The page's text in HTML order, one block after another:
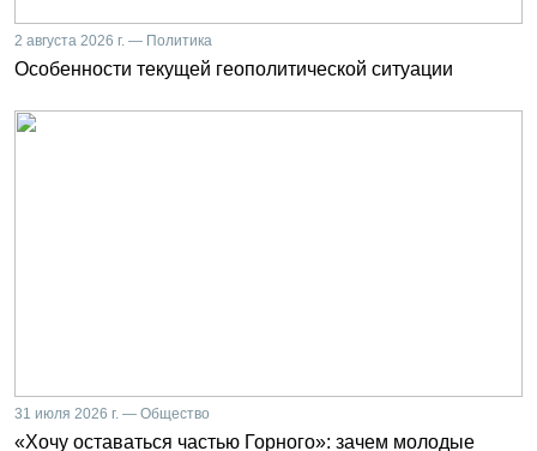
2 августа 2026 г. — Политика
Особенности текущей геополитической ситуации
31 июля 2026 г. — Общество
«Хочу оставаться частью Горного»: зачем молодые